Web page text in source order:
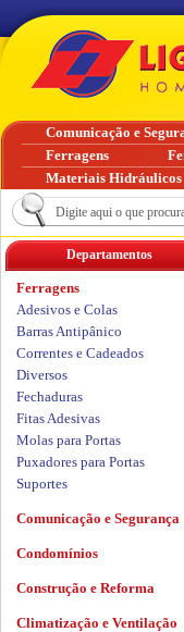
Departamentos
Ferragens
Adesivos e Colas
Barras Antipânico
Correntes e Cadeados
Diversos
Fechaduras
Fitas Adesivas
Molas para Portas
Puxadores para Portas
Suportes
Comunicação e Segurança
Condomínios
Construção e Reforma
Climatização e Ventilação
Comunicação e
Ferragens
Materiais Hidráulicos